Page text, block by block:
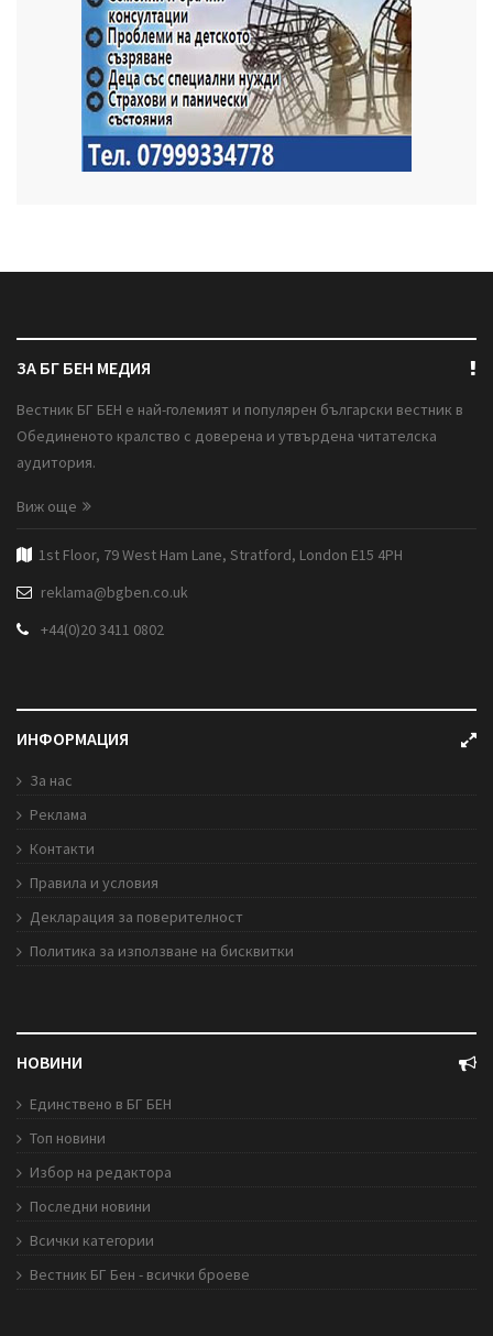
ЗА БГ БЕН МЕДИЯ
Вестник БГ БЕН е най-големият и популярен български вестник в
Обединеното кралство с доверена и утвърдена читателска
аудитория.
Виж още
1st Floor, 79 West Ham Lane, Stratford, London E15 4PH
reklama@bgben.co.uk
+44(0)20 3411 0802
ИНФОРМАЦИЯ
За нас
Реклама
Контакти
Правила и условия
Декларация за поверителност
Политика за използване на бисквитки
НОВИНИ
Единствено в БГ БЕН
Топ новини
Избор на редактора
Последни новини
Всички категории
Вестник БГ Бен - всички броеве